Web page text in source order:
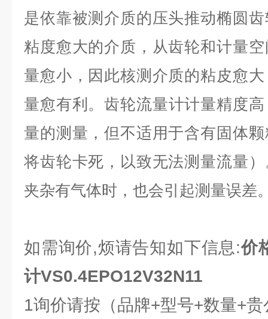
是依靠被测介质的压头推动椭圆
粘度愈大的介质，从齿轮和计量
量愈小，因此核测介质的粘皮愈
量愈有利。齿轮流量计计量精度
量的测量，但不适用于含有固体
将齿轮卡死，以致无法测量流量
夹杂有气体时，也会引起测量误差
如需询价,烦请告知如下信息:价
计VS0.4EPO12V32N11
1询价请按（品牌+型号+数量+